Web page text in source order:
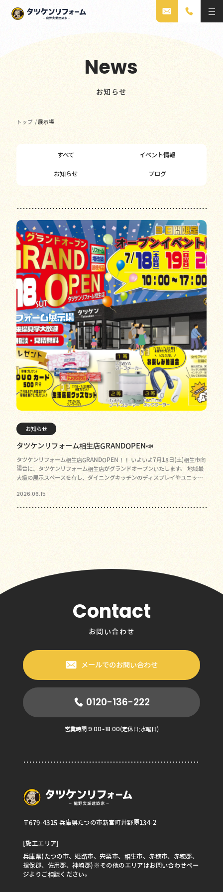
News
お知らせ
トップ / 展示場
すべて イベント情報
お知らせ ブログ
お知らせ
タツケンリフォーム相生店GRANDOPEN📣
タツケンリフォーム相生店GRANDOPEN！！ いよいよ7月18日(土)相生市向
陽台に、タツケンリフォーム相生店がグランドオープンいたします。 地域最
大級の展示スペースを有し、ダイニングキッチンのディスプレイやユニット
2026.06.15
Contact
お問い合わせ
メールでのお問い合わせ
0120-136-222
営業時間 9:00~18:00(定休日:水曜日)
〒679-4315 兵庫県たつの市新宮町井野原134-2
[施工エリア]
兵庫県(たつの市、姫路市、宍粟市、相生市、赤穂市、赤穂郡、
揖保郡、佐用郡、神崎郡)※その他のエリアはお問い合わせペー
ジよりご相談ください。